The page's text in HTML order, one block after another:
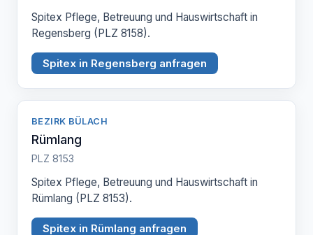
Spitex Pflege, Betreuung und Hauswirtschaft in
Regensberg (PLZ 8158).
Spitex in Regensberg anfragen
BEZIRK BÜLACH
Rümlang
PLZ 8153
Spitex Pflege, Betreuung und Hauswirtschaft in
Rümlang (PLZ 8153).
Spitex in Rümlang anfragen